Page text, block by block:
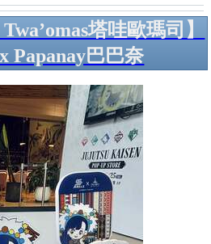
塔哇歐瑪司】
Papanay巴巴奈